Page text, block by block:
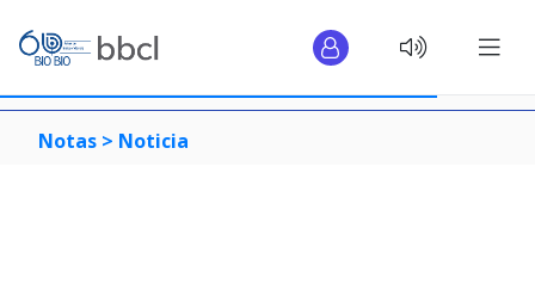
Notas > Noticia